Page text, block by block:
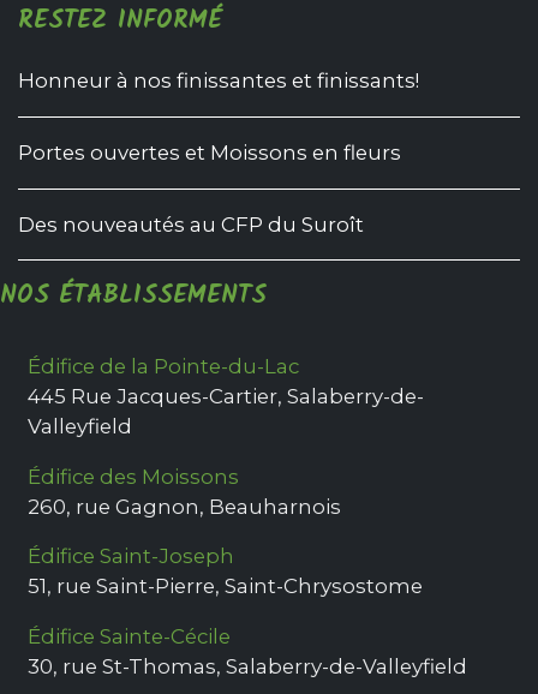
RESTEZ INFORMÉ
Honneur à nos finissantes et finissants!
Portes ouvertes et Moissons en fleurs
Des nouveautés au CFP du Suroît
NOS ÉTABLISSEMENTS
Édifice de la Pointe-du-Lac
445 Rue Jacques-Cartier,Salaberry-de-
Valleyfield
Édifice des Moissons
260, rue Gagnon, Beauharnois
Édifice Saint-Joseph
51, rue Saint-Pierre,Saint-Chrysostome
Édifice Sainte-Cécile
30, rue St-Thomas,Salaberry-de-Valleyfield